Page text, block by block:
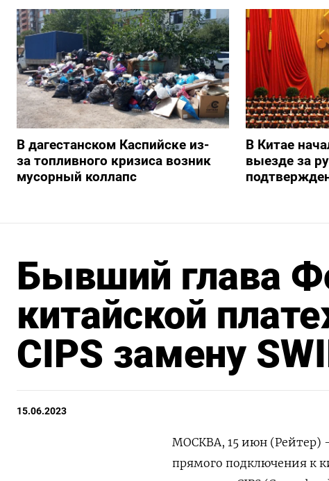
В дагестанском Каспийске из-
за топливного кризиса возник
мусорный коллапс
В Китае
выезде за
Бывший глава
китайской
CIPS замену
15.06.2023
МОСКВА, 15 июн (Рейтер)
прямого подключения к